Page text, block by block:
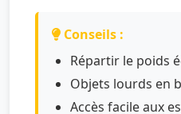
Conseils :
Répartir le poids
Objets lourds en
Accès facile aux